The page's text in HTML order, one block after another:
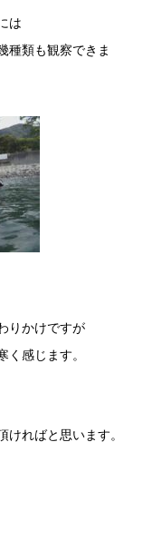
は
種類も観察できま
りかけですが
感じます。
ればと思います。